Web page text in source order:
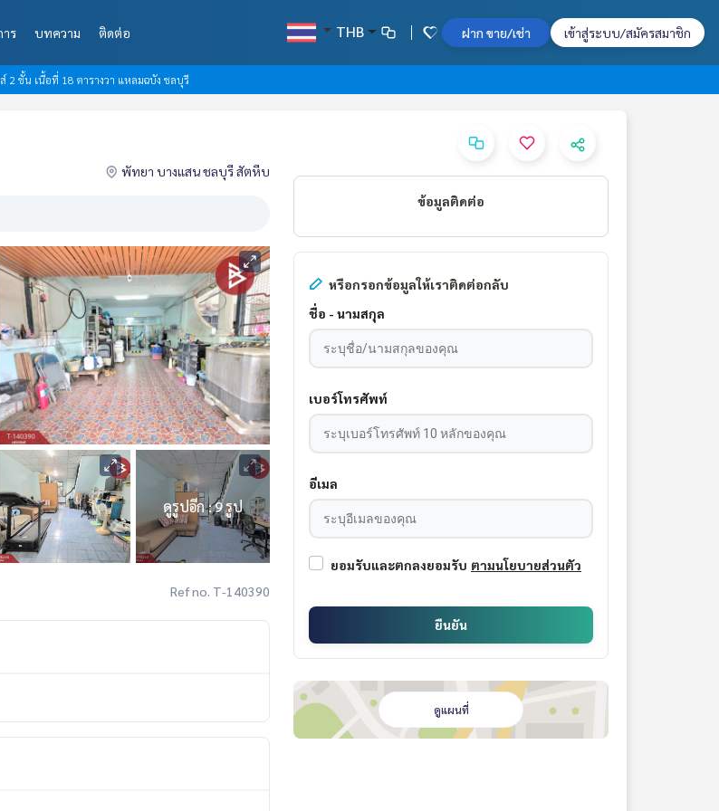
าร บทความ ติดต่อ THB ฝาก ขาย/เช่า เข้าสู่ระบบ/สมัครสมาชิก
2 ชั้น เนื้อที่ 18 ตารางวา แหลมฉบัง ชลบุรี
พัทยา บางแสน ชลบุรี สัตหีบ
ดูรูปอีก : 9 รูป
Ref no. T-140390
ข้อมูลติดต่อ
หรือกรอกข้อมูลให้เราติดต่อกลับ
ชื่อ - นามสกุล
เบอร์โทรศัพท์
อีเมล
ยอมรับและตกลงยอมรับ ตามนโยบายส่วนตัว
ยืนยัน
ดูแผนที่